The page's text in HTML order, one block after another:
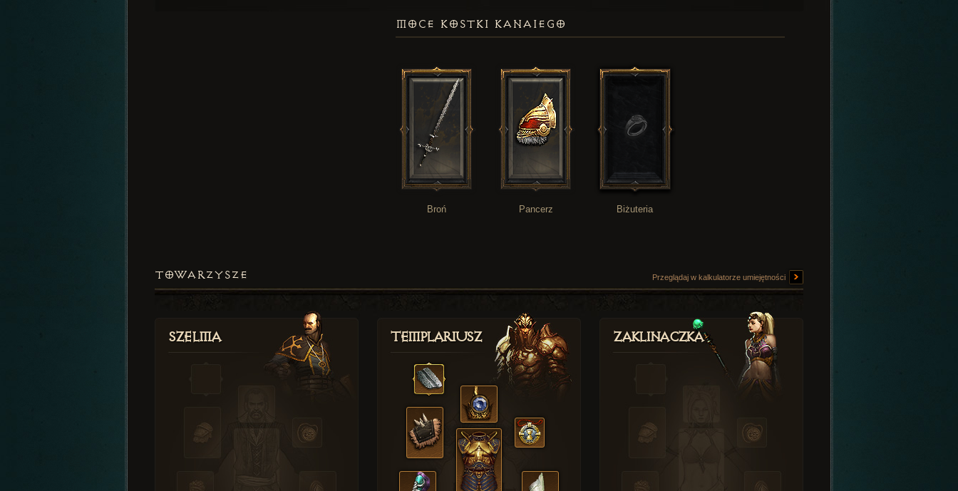
MOCE KOSTKI KANAIEGO
Broń Pancerz Biżuteria
TOWARZYSZE Przeglądaj w kalkulatorze umiejętności
Szelma Templariusz Zaklinaczka